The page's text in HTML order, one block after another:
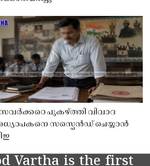
പുകഴ്ത്തി വിവാദ
സസ്പെൻഡ് ചെയ്യാൻ
Vartha is the first